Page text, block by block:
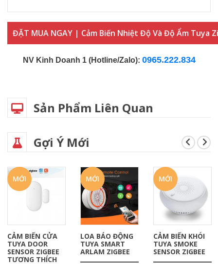
ĐẶT MUA NGAY | Cảm Biến Nhiệt Độ Và Độ Ẩm Tuya
NV Kinh Doanh 1 (Hotline/Zalo): 0965.222.834
Sản Phẩm Liên Quan
Gợi Ý Mới
MỚI
BIẾN CỬA
DOOR
ZIGBEE
THÍCH
MỚI
LOA BÁO ĐỘNG
TUYA SMART
ARLAM ZIGBEE
MỚI
CẢM BIẾN KHÓI
TUYA SMOKE
SENSOR ZIGBEE